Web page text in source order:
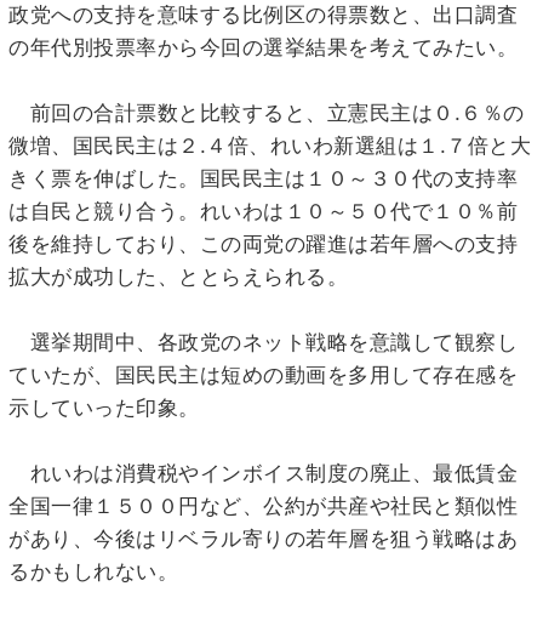
政党への支持を意味する比例区の得票数と、出口調査
の年代別投票率から今回の選挙結果を考えてみたい。
前回の合計票数と比較すると、立憲民主は０.６％の
微増、国民民主は２.４倍、れいわ新選組は１.７倍と大
きく票を伸ばした。国民民主は１０～３０代の支持率
は自民と競り合う。れいわは１０～５０代で１０％前
後を維持しており、この両党の躍進は若年層への支持
拡大が成功した、ととらえられる。
選挙期間中、各政党のネット戦略を意識して観察し
ていたが、国民民主は短めの動画を多用して存在感を
示していった印象。
れいわは消費税やインボイス制度の廃止、最低賃金
全国一律１５００円など、公約が共産や社民と類似性
があり、今後はリベラル寄りの若年層を狙う戦略はあ
るかもしれない。